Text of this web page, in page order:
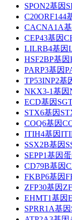
SPON2基因
C20ORF144
CACNA1A
CEP43基因
LILRB4基因
HSF2BP基因
PARP3基因
TP53INP2基
NKX3-1基因
ECD基因
STX6基因
COQ6基因
ITIH4基因
SSX2B基因
SEPP1基因
CD79B基因
FKBP6基因
ZFP30基因
EHMT1基因
SPRR1A基